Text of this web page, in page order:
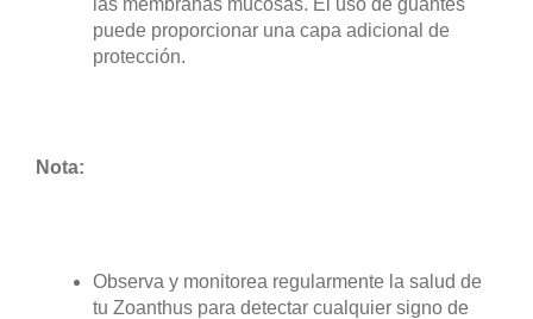
puede proporcionar una capa adicional de
protección.
Nota:
Observa y monitorea regularmente la salud de
tu Zoanthus para detectar cualquier signo de